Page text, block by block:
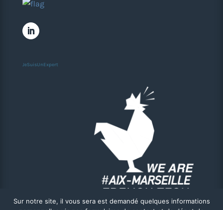
JeSuisUnExpert
Sur notre site, il vous sera est demandé quelques informations